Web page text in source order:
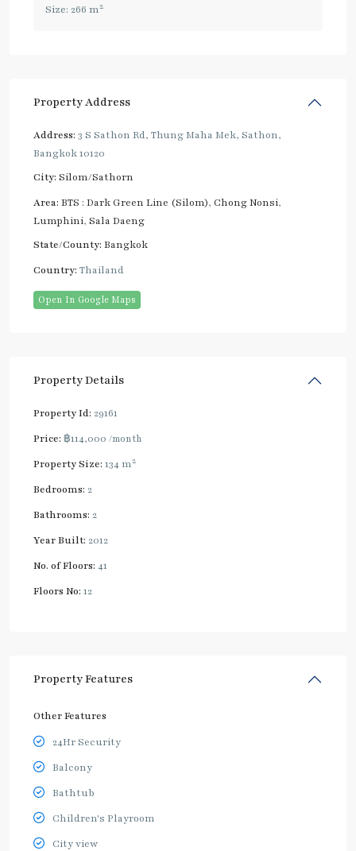
Size: 266 m2
Property Address
Address: 3 S Sathon Rd, Thung Maha Mek, Sathon,
Bangkok 10120
City: Silom/Sathorn
Area: BTS : Dark Green Line (Silom), Chong Nonsi,
Lumphini, Sala Daeng
State/County: Bangkok
Country: Thailand
Open In Google Maps
Property Details
Property Id: 29161
Price: ฿114,000 /month
Property Size: 134 m2
Bedrooms: 2
Bathrooms: 2
Year Built: 2012
No. of Floors: 41
Floors No: 12
Property Features
Other Features
24Hr Security
Balcony
Bathtub
Children's Playroom
City view